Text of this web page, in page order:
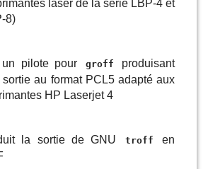
laser de la série LBP-4 et
8)
un pilote pour groff
produisant
sortie au format PCL5 adapté aux
HP Laserjet 4
la sortie de GNU troff
en